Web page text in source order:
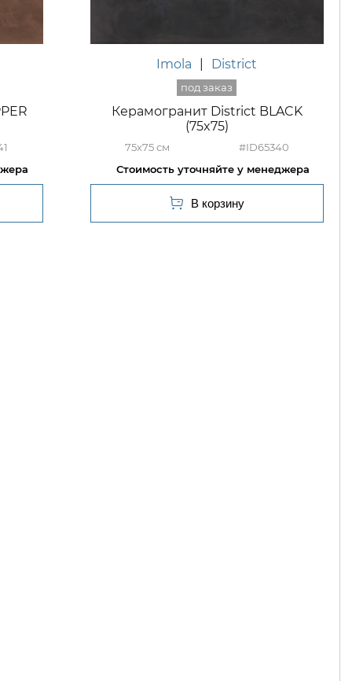
Imola District
Керамогранит District BLACK
(75x75)
75x75 #ID65340